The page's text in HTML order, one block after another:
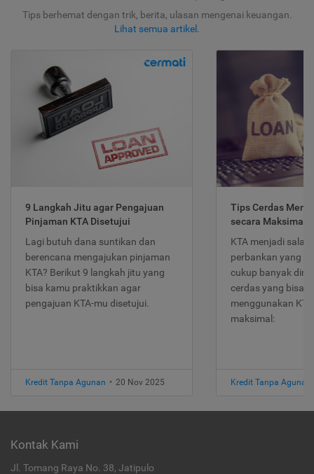
Tips berhemat dengan trik, berita, ulasan mengenai keuangan.
Lihat semua artikel .
9 Langkah Jitu agar Pengajuan
Pinjaman KTA Disetujui
Lagi butuh dana suntikan dan
berencana mengajukan pinjaman
KTA? Berikut 9 langkah jitu yang
bisa kamu praktikkan agar
pengajuan KTA-mu disetujui.
Kredit Tanpa Agunan • 20 Nov 2025
Tips Cerdas
secara Maksimal
KTA menjadi
perbankan yang
cukup banyak
cerdas yang bisa
menggunakan
maksimal:
Kredit Tanpa Agunan
Kontak Kami
Jl. Tomang Raya No. 38, Jatipulo